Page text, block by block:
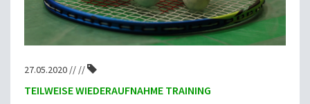
27.05.2020 // //
TEILWEISE WIEDERAUFNAHME TRAINING